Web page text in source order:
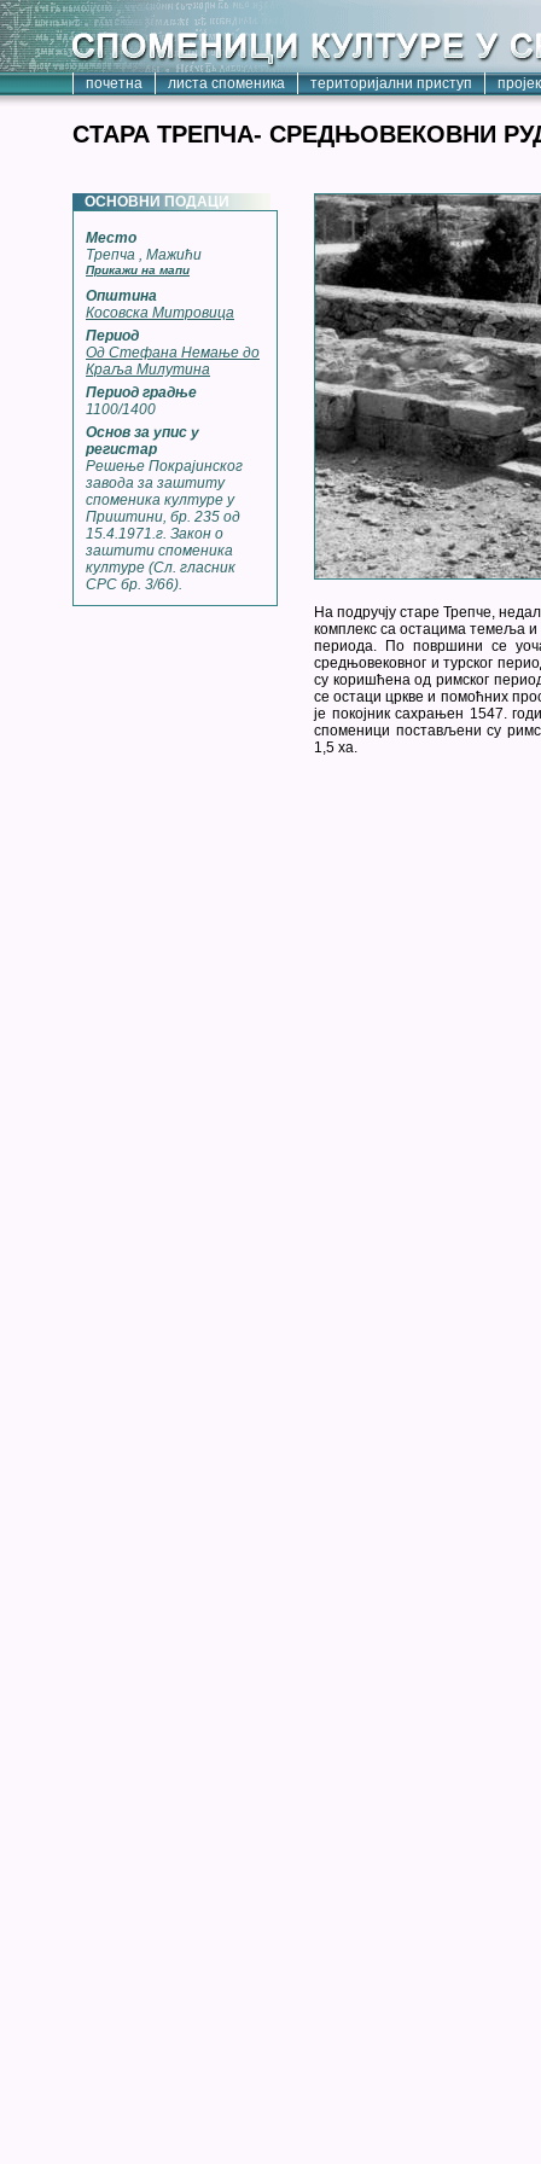
почетна листа споменика територијални приступ
СТАРА ТРЕПЧА- СРЕДЊОВЕКОВНИ
ОСНОВНИ ПОДАЦИ
Место
Трепча , Мажићи
Прикажи на мапи
Општина
Косовска Митровица
Период
Од Стефана Немање до
Краља Милутина
Период градње
1100/1400
Основ за упис у
регистар
Решење Покрајинског
завода за заштиту
споменика културе у
Приштини, бр. 235 од
15.4.1971.г. Закон о
заштити споменика
културе (Сл. гласник
СРС бр. 3/66).
На подручју старе Трепче,
комплекс са остацима темеља и
периода. По површини се
средњовековног и турског
су коришћена од римског
се остаци цркве и помоћних
је покојник сахрањен 1547.
споменици постављени су
1,5 ха.